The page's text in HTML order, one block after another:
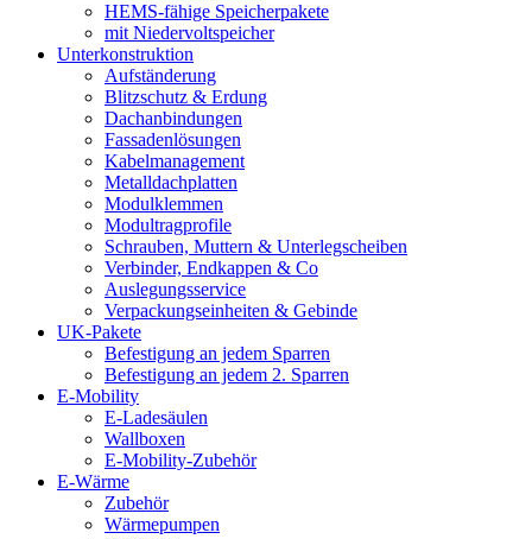
HEMS-fähige Speicherpakete
mit Niedervoltspeicher
Unterkonstruktion
Aufständerung
Blitzschutz & Erdung
Dachanbindungen
Fassadenlösungen
Kabelmanagement
Metalldachplatten
Modulklemmen
Modultragprofile
Schrauben, Muttern & Unterlegscheiben
Verbinder, Endkappen & Co
Auslegungsservice
Verpackungseinheiten & Gebinde
UK-Pakete
Befestigung an jedem Sparren
Befestigung an jedem 2. Sparren
E-Mobility
E-Ladesäulen
Wallboxen
E-Mobility-Zubehör
E-Wärme
Zubehör
Wärmepumpen